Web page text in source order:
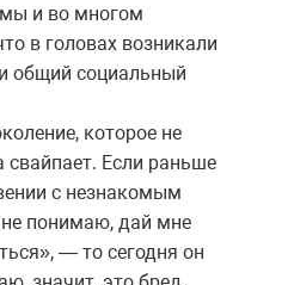
и во многом
в головах возникали
общий социальный
которое не
Если раньше
с незнакомым
понимаю, дай мне
— то сегодня он